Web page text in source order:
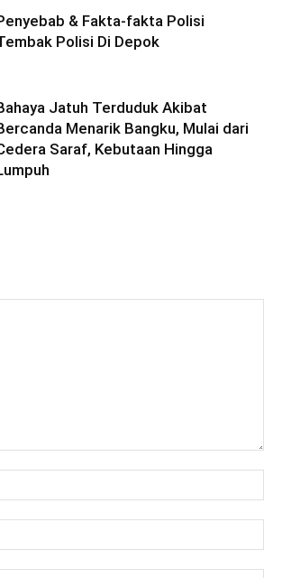
& Fakta-fakta Polisi
Polisi Di Depok
Jatuh Terduduk Akibat
Menarik Bangku, Mulai dari
Saraf, Kebutaan Hingga